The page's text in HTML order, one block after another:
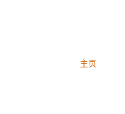
主页